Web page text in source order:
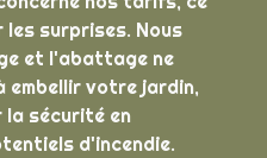
surprises. Nous
et l'abattage ne
embellir votre jardin,
la sécurité en
d'incendie.